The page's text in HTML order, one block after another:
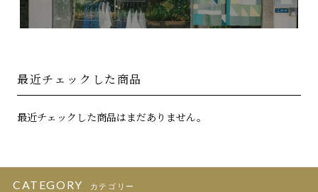
最近チェックした商品
最近チェックした商品はまだありません。
CATEGORY カテゴリー